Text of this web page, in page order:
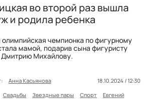
во второй раз вышла
и родила ребенка
олимпийская чемпионка по фигурному
мамой, подарив сына фигуристу
Дмитрию Михайлову.
Анна Касьянова
18.10.2024 / 12:30
Свадьбы Звездные пары Спорт
Евгений